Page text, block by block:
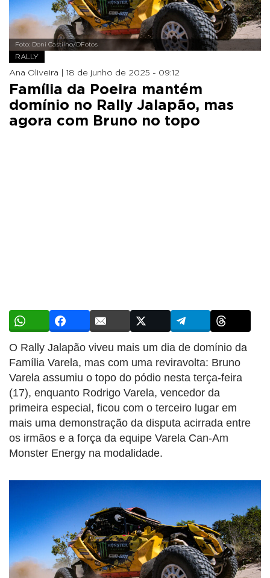
Foto: Doni Castilho/DFotos
RALLY
Ana Oliveira | 18 de junho de 2025 - 09:12
Família da Poeira mantém
domínio no Rally Jalapão, mas
agora com Bruno no topo
O Rally Jalapão viveu mais um dia de domínio da
Família Varela, mas com uma reviravolta: Bruno
Varela assumiu o topo do pódio nesta terça-feira
(17), enquanto Rodrigo Varela, vencedor da
primeira especial, ficou com o terceiro lugar em
mais uma demonstração da disputa acirrada entre
os irmãos e a força da equipe Varela Can-Am
Monster Energy na modalidade.